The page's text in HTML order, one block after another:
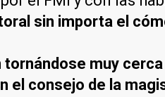
sin importa el
muy
consejo de la